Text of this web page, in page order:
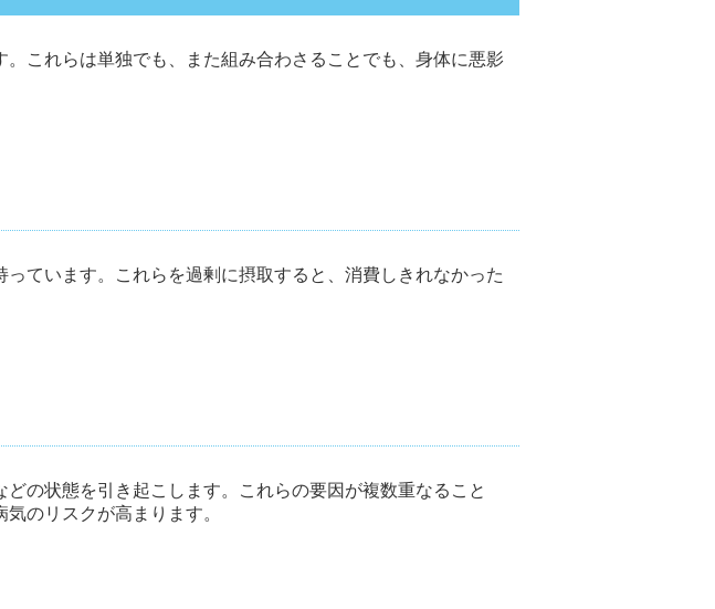
これらは単独でも、また組み合わさることでも、身体に悪影
ています。これらを過剰に摂取すると、消費しきれなかった
の状態を引き起こします。これらの要因が複数重なること
のリスクが高まります。